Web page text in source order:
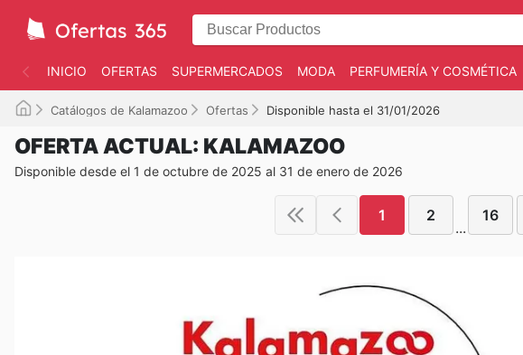
INICIO OFERTAS SUPERMERCADOS MODA PERFUMERÍA Y COSMÉTICA
Catálogos de Kalamazoo Ofertas Disponible hasta el 31/01/2026
OFERTA ACTUAL: KALAMAZOO
Disponible desde el 1 de octubre de 2025 al 31 de enero de 2026
1 2
...
16